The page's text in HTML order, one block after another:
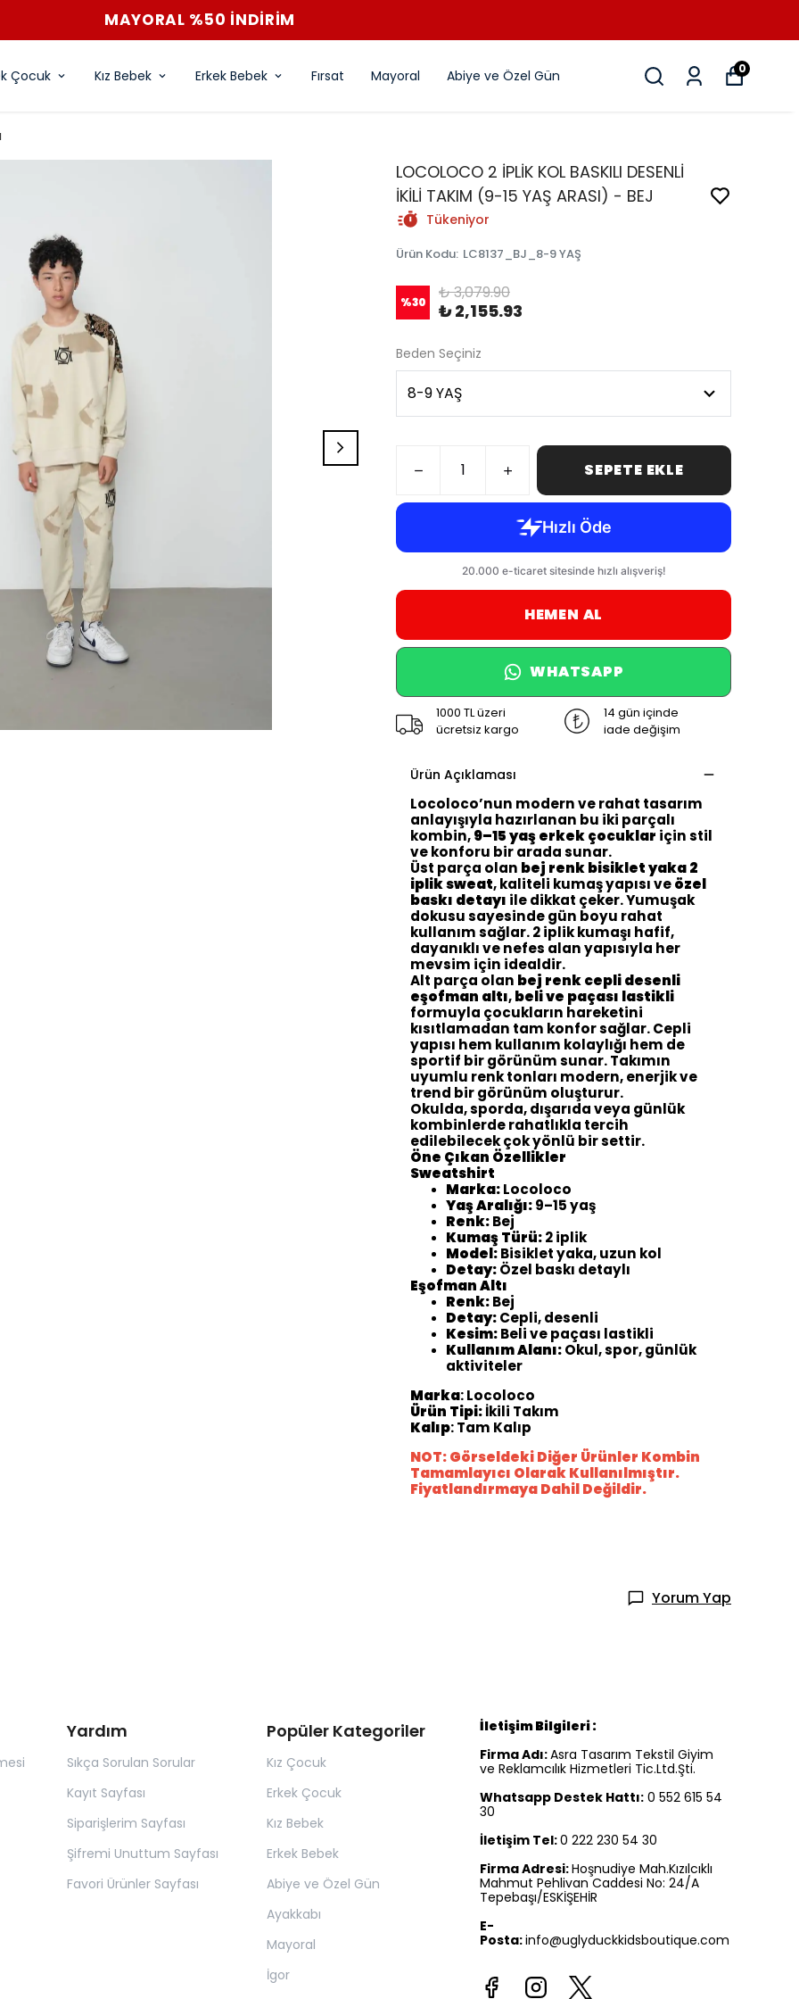
MAYORAL %50 İNDİRİM
Çocuk Kız Bebek Erkek Bebek Fırsat Mayoral Abiye ve Özel Gün 0
LOCOLOCO 2 İPLİK KOL BASKILI DESENLİ
İKİLİ TAKIM (9-15 YAŞ ARASI) - BEJ
Tükeniyor
Ürün Kodu: LC8137_BJ_8-9 YAŞ
%30 ₺ 3,079.90
₺ 2,155.93
Beden Seçiniz
SEPETE EKLE
HEMEN AL
WHATSAPP
1000 TL üzeri
ücretsiz kargo
14 gün içinde
iade değişim
Ürün Açıklaması
Locoloco’nun modern ve rahat tasarım
anlayışıyla hazırlanan bu iki parçalı
kombin,9–15 yaş erkek çocuklar için stil
ve konforu bir arada sunar.
Üst parça olan bej renk bisiklet yaka 2
iplik sweat, kaliteli kumaş yapısı veözel
baskı detayı ile dikkat çeker. Yumuşak
dokusu sayesinde gün boyu rahat
kullanım sağlar. 2 iplik kumaşı hafif,
dayanıklı ve nefes alan yapısıyla her
mevsim için idealdir.
Alt parça olan bej renk cepli desenli
eşofman altı,beli ve paçası lastikli
formuyla çocukların hareketini
kısıtlamadan tam konfor sağlar. Cepli
yapısı hem kullanım kolaylığı hem de
sportif bir görünüm sunar. Takımın
uyumlu renk tonları modern, enerjik ve
trend bir görünüm oluşturur.
Okulda, sporda, dışarıda veya günlük
kombinlerde rahatlıkla tercih
edilebilecek çok yönlü bir settir.
Öne Çıkan Özellikler
Sweatshirt
Marka:Locoloco
Yaş Aralığı:9–15 yaş
Renk:Bej
Kumaş Türü:2 iplik
Model:Bisiklet yaka, uzun kol
Detay:Özel baskı detaylı
Eşofman Altı
Renk:Bej
Detay:Cepli, desenli
Kesim:Beli ve paçası lastikli
Kullanım Alanı:Okul, spor, günlük
aktiviteler
Marka: Locoloco
Ürün Tipi:İkili Takım
Kalıp: Tam Kalıp
NOT: Görseldeki Diğer Ürünler Kombin
Tamamlayıcı Olarak Kullanılmıştır.
Fiyatlandırmaya Dahil Değildir.
Yorum Yap
Yardım
Sıkça Sorulan Sorular
Kayıt Sayfası
Siparişlerim Sayfası
Şifremi Unuttum Sayfası
Favori Ürünler Sayfası
Popüler Kategoriler
Kız Çocuk
Erkek Çocuk
Kız Bebek
Erkek Bebek
Abiye ve Özel Gün
Ayakkabı
Mayoral
İgor
İletişim Bilgileri :
Firma Adı:Asra Tasarım Tekstil Giyim
ve Reklamcılık Hizmetleri Tic.Ltd.Şti.
Whatsapp Destek Hattı: 0 552 615 54
30
İletişim Tel:0 222 230 54 30
Firma Adresi:Hoşnudiye Mah.Kızılcıklı
Mahmut Pehlivan Caddesi No: 24/A
Tepebaşı/ESKİŞEHİR
E-
Posta:info@uglyduckkidsboutique.com